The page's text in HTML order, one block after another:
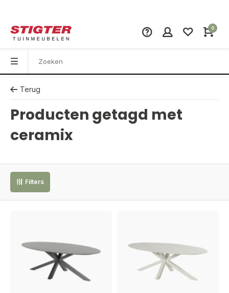
0
Terug
Producten getagd met
ceramix
Filters